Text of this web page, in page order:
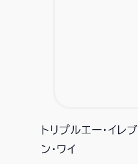
トリプルエー・イレブ
ン・ワイ